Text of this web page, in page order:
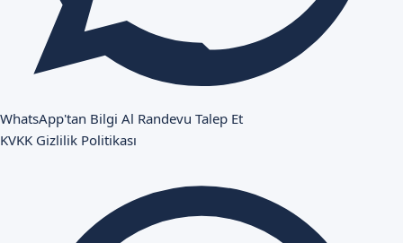
WhatsApp'tan Bilgi Al Randevu Talep Et
KVKK Gizlilik Politikası